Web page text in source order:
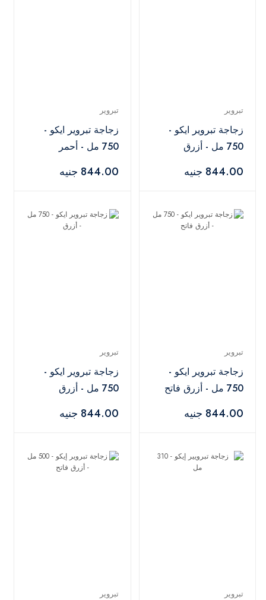
تبروير
زجاجة تبروير ايكو -
750 مل - أزرق
844.00 جنيه
تبروير
زجاجة تبروير ايكو -
750 مل - أحمر
844.00 جنيه
تبروير
زجاجة تبروير ايكو -
750 مل - أزرق فاتح
844.00 جنيه
تبروير
زجاجة تبروير ايكو -
750 مل - أزرق
844.00 جنيه
تبروير تبروير